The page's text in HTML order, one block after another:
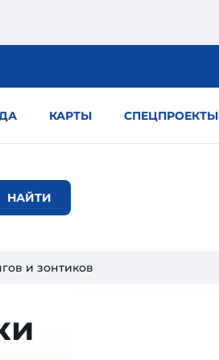
КАРТЫ СПЕЦПРОЕКТЫ
и зонтиков